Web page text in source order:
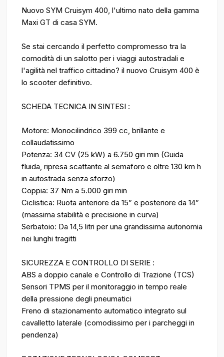
Nuovo SYM Cruisym 400, l'ultimo nato della gamma
Maxi GT di casa SYM.
Se stai cercando il perfetto compromesso tra la
comodità di un salotto per i viaggi autostradali e
l'agilità nel traffico cittadino? il nuovo Cruisym 400 è
lo scooter definitivo.
SCHEDA TECNICA IN SINTESI :
Motore: Monocilindrico 399 cc, brillante e
collaudatissimo
Potenza: 34 CV (25 kW) a 6.750 giri min (Guida
fluida, ripresa scattante al semaforo e oltre 130 km h
in autostrada senza sforzo)
Coppia: 37 Nm a 5.000 giri min
Ciclistica: Ruota anteriore da 15” e posteriore da 14”
(massima stabilità e precisione in curva)
Serbatoio: Da 14,5 litri per una grandissima autonomia
nei lunghi tragitti
SICUREZZA E CONTROLLO DI SERIE :
ABS a doppio canale e Controllo di Trazione (TCS)
Sensori TPMS per il monitoraggio in tempo reale
della pressione degli pneumatici
Freno di stazionamento automatico integrato sul
cavalletto laterale (comodissimo per i parcheggi in
pendenza)